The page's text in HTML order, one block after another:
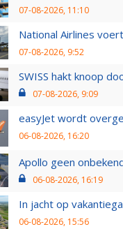
07-08-2026, 11:10
National Airlines
07-08-2026, 9:52
SWISS hakt knoop
07-08-2026, 9:09
easyJet wordt
06-08-2026, 16:20
Apollo geen
06-08-2026, 16:19
In jacht op
06-08-2026, 15:56